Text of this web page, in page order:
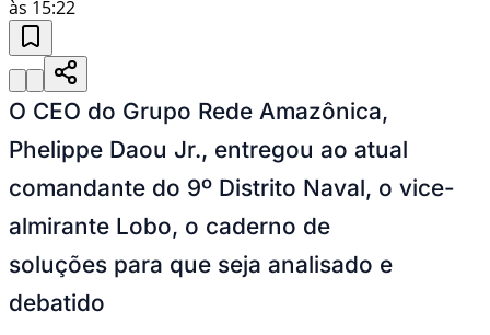
às 15:22
O CEO do Grupo Rede Amazônica,
Phelippe Daou Jr., entregou ao atual
comandante do 9º Distrito Naval, o vice-
almirante Lobo, o caderno de
soluções para que seja analisado e
debatido